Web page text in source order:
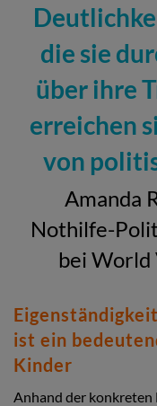
die sie
über ihre
erreichen
von
Amanda
Nothilfe-
bei World
ist ein
Kinder
Anhand der konkreten